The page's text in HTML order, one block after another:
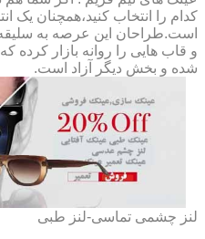
کدام را انتخاب کنید،همچنان یک
است.طراحان این عرصه به سلیقه
و قاب هایی را روانه بازار
شده و بخش دیگر آزاد است.
لنز چشمی تماسی-لنز طبی